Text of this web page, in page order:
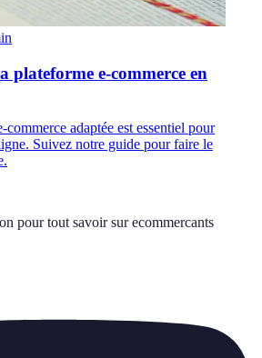
plateforme e-commerce en
adaptée est essentiel pour
Suivez notre guide pour faire le
pour tout savoir sur ecommercants